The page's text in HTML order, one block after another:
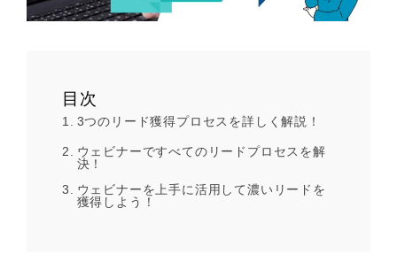
目次
3つのリード獲得プロセスを詳しく解説！
ウェビナーですべてのリードプロセスを解
決！
ウェビナーを上手に活用して濃いリードを
獲得しよう！